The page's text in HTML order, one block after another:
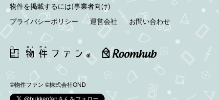
物件を掲載するには(事業者向け)
プライバシーポリシー
運営会社 お問い合わせ
©物件ファン ©株式会社OND